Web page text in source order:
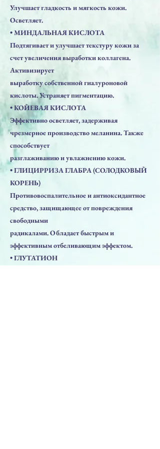
Улучшает гладкость и мягкость кожи.
Осветляет.
• МИНДАЛЬНАЯ КИСЛОТА
Подтягивает и улучшает текстуру кожи за
счет увеличения выработки коллагена.
Активизирует
выработку собственной гиалуроновой
кислоты. Устраняет пигментацию.
• КОЙЕВАЯ КИСЛОТА
Эффективно осветляет, задерживая
чрезмерное производство меланина. Также
способствует
разглаживанию и увлажнению кожи.
• ГЛИЦИРРИЗА ГЛАБРА (СОЛОДКОВЫЙ
КОРЕНЬ)
Противовоспалительное и антиоксидантное
средство, защищающее от повреждения
свободными
радикалами. Обладает быстрым и
эффективным отбеливающим эффектом.
• ГЛУТАТИОН